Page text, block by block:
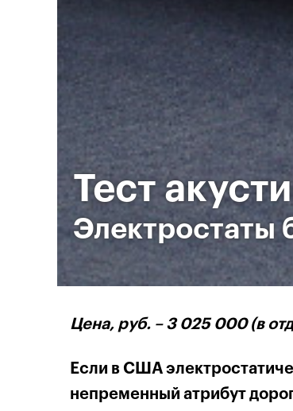
Тест
Электростаты
Цена, руб. – 3 025 000 (в
Если в США
непременный атрибут